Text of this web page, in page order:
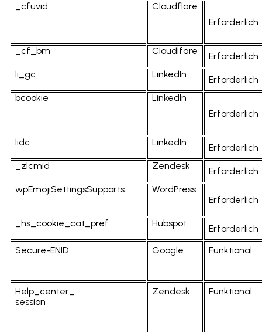
_cfuvid
Cloudflare
Erforderlich
_cf_bm Cloudlfare
Erforderlich
li_gc
LinkedIn
Erforderlich
bcookie
LinkedIn
Erforderlich
lidc LinkedIn
Erforderlich
_zlcmid
Zendesk
Erforderlich
wpEmojiSettingsSupports
WordPress
Erforderlich
_hs_cookie_cat_pref Hubspot
Erforderlich
Secure-ENID
Google Funktional
Help_center_
session
Zendesk Funktional